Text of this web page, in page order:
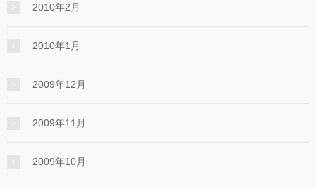
2010年2月
2010年1月
2009年12月
2009年11月
2009年10月